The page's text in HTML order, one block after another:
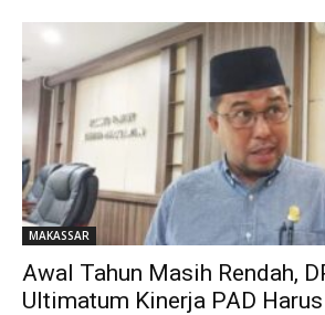
MAKASSAR
Awal Tahun Masih Rendah,
Ultimatum Kinerja PAD